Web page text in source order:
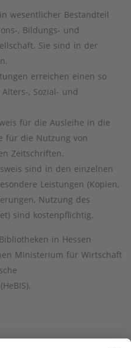
wesentlicher Bestandteil
, Bildungs- und
Sie sind in der
erreichen einen so
, Sozial- und
für die Ausleihe in die
für die Nutzung von
Zeitschriften.
sind in den einzelnen
Leistungen (Kopien,
Nutzung des
sind kostenpflichtig.
in Hessen
Ministerium für Wirtschaft